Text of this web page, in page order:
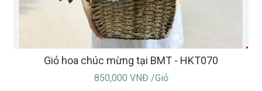
Giỏ hoa chúc mừng tại BMT - HKT070
850,000 VNĐ /Giỏ